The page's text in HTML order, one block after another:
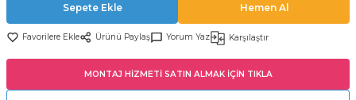
Sepete Ekle Hemen Al
Ürünü Paylaş Yorum Yaz Karşılaştır
MONTAJ HİZMETİ SATIN ALMAK İÇİN TIKLA